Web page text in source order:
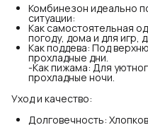
Комбинезон идеально
ситуации:
Как самостоятельная
погоду, дома и для игр,
Как поддева: Под
прохладные дни.
-Как пижама: Для
прохладные ночи.
Уход и качество:
Долговечность: